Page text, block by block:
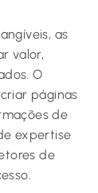
as
valor,
O
páginas
de
expertise
de